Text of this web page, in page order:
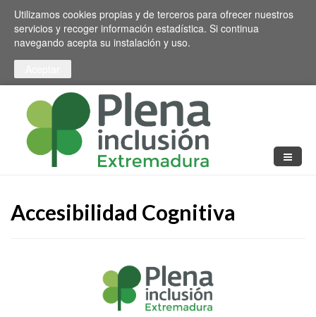
Pasar al contenido principal
Toggle high contrast
Utilizamos cookies propias y de terceros para ofrecer nuestros
servicios y recoger información estadística. Si continua
navegando acepta su instalación y uso.
Accesibilidad Cognitiva